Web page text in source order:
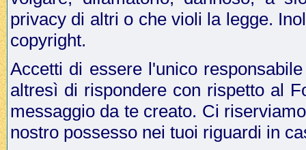
privacy di altri o che violi la legge.
copyright.
Accetti di essere l'unico
altresì di rispondere con rispetto al
messaggio da te creato. Ci
nostro possesso nei tuoi riguardi in